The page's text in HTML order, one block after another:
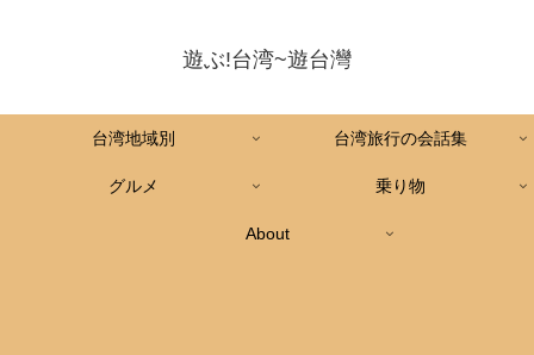
遊ぶ!台湾~遊台灣
台湾地域別 台湾旅行の会話集
グルメ 乗り物
About